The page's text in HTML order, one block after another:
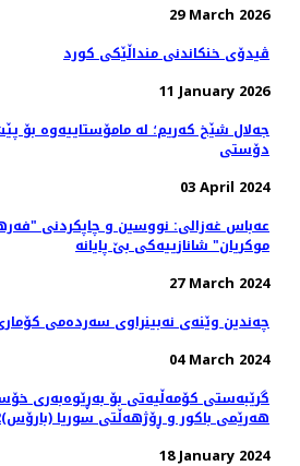
29 March 2026
ڤیدۆی خنکاندنی منداڵێکی کورد
11 January 2026
جەلال شێخ کەریم؛ لە مامۆستاییەوە بۆ
دۆستی
03 April 2024
عەباس غەزالی: نووسین و چاپکردنی
موکریان" شانازییەکی بێ پایانه
27 March 2024
چەندین وێنەی نەبینراوی سەردەمی
04 March 2024
گرێبەستی کۆمەڵیەتی بۆ بەڕێوەبەری
هەرێمی باکور و ڕۆژهەڵتی سوریا (بارۆس)12-12-2023
18 January 2024